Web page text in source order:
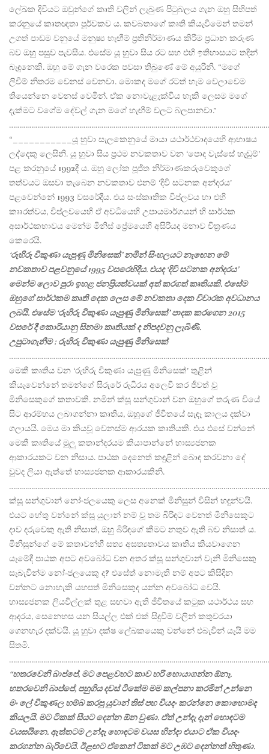
ලේඛක දිවියට ඔවුන්ගේ කෘති වලින් ලැබුණ පිටුබලය ගැන ඔහු සිහිපත්
කරනුයේ කෘතඥතා පූර්වකව ය. කවබතාගේ කෘති කියැවීමෙන් තමන්
උගත් පාඩම වනුයේ මනුෂ්‍ය හැඟීම් ප්‍රතිනිර්මාණය කිරීම ප්‍රධාන කරුණ
බව ඔහු පසුව පැවසීය. එසේම යූ හුවා සිය රට සහ එහි ඉතිහාසයට තදින්
බැඳුනෙකි. ඔහු මේ ගැන වරෙක පවසා තිබුණේ මේ අයුරිනි. “මගේ
ලිවීම් නිතරම වෙනස් වෙනවා. මොකද මගේ රටත් හැම වෙලාවෙම
තියෙන්නෙ වෙනස් වෙමින්. ඒක නොවැළැක්විය හැකි ලෙසම මගේ
දැක්මට වගේම දේවල් ගැන මගේ හැඟීම් වලට බලපානවා.”
“___________යූ හුවා සැලකෙනුයේ මායා යථාර්ථවාදයෙහි ආභාෂය
ලද්දෙකු ලෙසිනි. යූ හුවා සිය ප්‍රථම නවකතාව වන ‘පොද වැස්සේ හැඬුම්’
පළ කරනුයේ 1992දී ය. ඔහු ලෝක පූජිත නිර්මාණකරුවෙකුගේ
තත්වයට ඔසවා තැබෙන නවකතාව එනම් ‘දිවි සටනක අන්දරය’
පළවෙන්නේ 1993 වසරේදීය. එය සංස්කෘතික විප්ලවය හා එහි
කෲරත්වය, විප්ලවයෙහි ඒ අවධියෙහි උපායමාර්ගයන් හි සාර්ථක
අසාර්ථකභාවය මෙන්ම මිනිස් ප්‍රේමයෙහි අසිරියද මනාව චිත්‍රණය
කෙරෙයි.
‘රුහිරු විකුණා යැපුණු මිනිසෙක්’ නමින් සිංහලයට නැඟෙන මේ
නවකතාව පළවනුයේ 1995 වසරෙහිදීය. එයද ‘දිවි සටනක අන්දරය’
මෙන්ම ලොව පුරා ඉහළ ජනප්‍රියත්වයක් අත් කරගත් කෘතියකි. එසේම
ඔහුගේ සාර්ථකම කෘති දෙක ලෙස මේ නවකතා දෙක විචාරක අවධානය
ලබයි. එසේම ‘රුහිරු විකුණා යැපුණු මිනිසෙක්’ පාදක කරගෙන 2015
වසරේ දී කොරියානු සිනමා කෘතියක් ද නිපදවනු ලැබිණි.
උපුටාගැනීම : රුහිරු විකුණා යැපුණු මිනිසෙක්
මෙකී කෘතිය වන ‘රුහිරු විකුණා යැපුණු මිනිසෙක්’ තුළින්
කියැවෙන්නේ තමන්ගේ සිරුරේ රුධිරය අලෙවි කර ජීවත් වූ
මිනිසෙකුගේ කතාවකි. නමින් ක්සූ සන්ගුවාන් වන ඔහුගේ තරුණ වියේ
සිට ආරම්භය ලබාගන්නා කෘතිය, ඔහුගේ ජීවිතයේ සැඳෑ කාලය දක්වා
ගලායයි. මෙය මා කියවූ වෙනස්ම ආරයක කෘතියකි. එය එසේ වන්නේ
මෙකී කෘතියේ මුලු කතාන්දරයම කියාපාන්නේ හාස්‍යජනක
ආකාරයකට වන නිසාය. පාඨක දෙනෙත් කඳුළින් බොඳ කරවනා දේ
වුවද ලියා ඇත්තේ හාස්‍යජනක ආකාරයකිනි.
ක්සූ සන්ගුවාන් නෝංජලයෙකු ලෙස අනෙක් මිනිසුන් විසින් හඳුන්වයි.
එයට හේතු වන්නේ ක්සූ යුලාන් නම් වූ තම බිරිඳට වෙනත් මිනිසෙකුට
දාව දරුවෙකු ඇති නිසාත්, ඔහු බිරිඳගේ කීමට නතුව ඇති බව නිසාත් ය.
මිනිසුන්ගේ මේ කතාවන්හී සත්‍ය අසත්‍යතාවය කෘතිය කියවාගෙන
යෑමේදී පාඨක අපට අවබෝධ වන අතර ක්සූ සන්ගුවාන් වැනි මිනිසෙකු
සැබැවින්ම නෝංජලයෙකු ද? එසේත් නොමැති නම් අපට කිසිදින
වන්නට නොහැකි යහපත් මිනිසෙකුද යන්න අවබෝධ වෙයි.
හාස්‍යජනක ලියවිල්ලක් තුළ සඟවා ඇති ජීවිතයේ කටුක යථාර්ථය සහ
ආදරය, සෙනෙහස යන සියල්ල එක් එක් සිදුවීම් වලින් කතුවරයා
ගෙනහැර දක්වයි. යූ හුවා දක්ෂ ලේඛකයෙකු වන්නේ එබැවින් යැයි මම
සිතමි.
“හතරවෙනි බාප්පේ, මට පෙළවහට කාව හරි හොයාගන්න ඕනෑ.
හතරවෙනි බාප්පේ, පහුගිය දවස් ටිකේම මම කල්පනා කරමින් උන්නෙ
මං ලේ විකුණල හම්බ කරපු යුවාන් තිස් පහ වියදං කරන්නෙ කොහොමද
කියලයි. මට ටිකක් සීයට දෙන්න ඕන වුණා. ඒත් උන්දැ දැන් හොඳටම
වයසයිනෙ. ඇත්තටම උන්දැ හොඳටම වයස හින්දා එයාට ඒක වියදං
කරගන්න බැරිවෙයි. ඊළඟට ඒකෙන් ටිකක් මට උඹට දෙන්නත් හිතුණා.